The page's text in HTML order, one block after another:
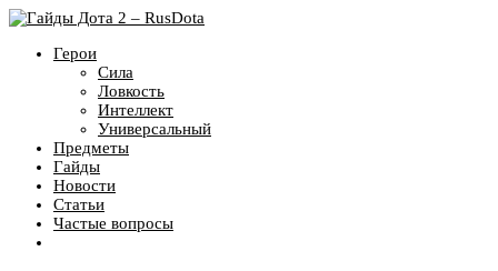
Герои
Сила
Ловкость
Интеллект
Универсальный
Предметы
Гайды
Новости
Статьи
Частые вопросы